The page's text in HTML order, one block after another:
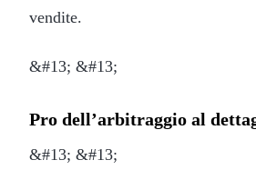
vendite.
&#13; &#13;
Pro dell’arbitraggio al
&#13; &#13;